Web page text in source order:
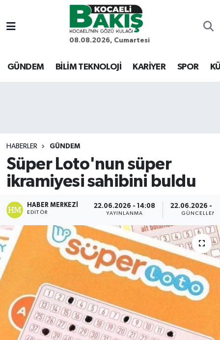
08.08.2026, Cumartesi
GÜNDEM BİLİM TEKNOLOJİ KARİYER SPOR
HABERLER GÜNDEM
Süper Loto'nun süper
ikramiyesi sahibini buldu
HABER MERKEZI
EDITÖR
22.06.2026 - 14:08
YAYINLANMA
22.06.2026 -
Kocaeli Nöbetçi Eczaneler
Kocaeli Hava Durumu
Son Dakika Haberleri
Haber Arşivi